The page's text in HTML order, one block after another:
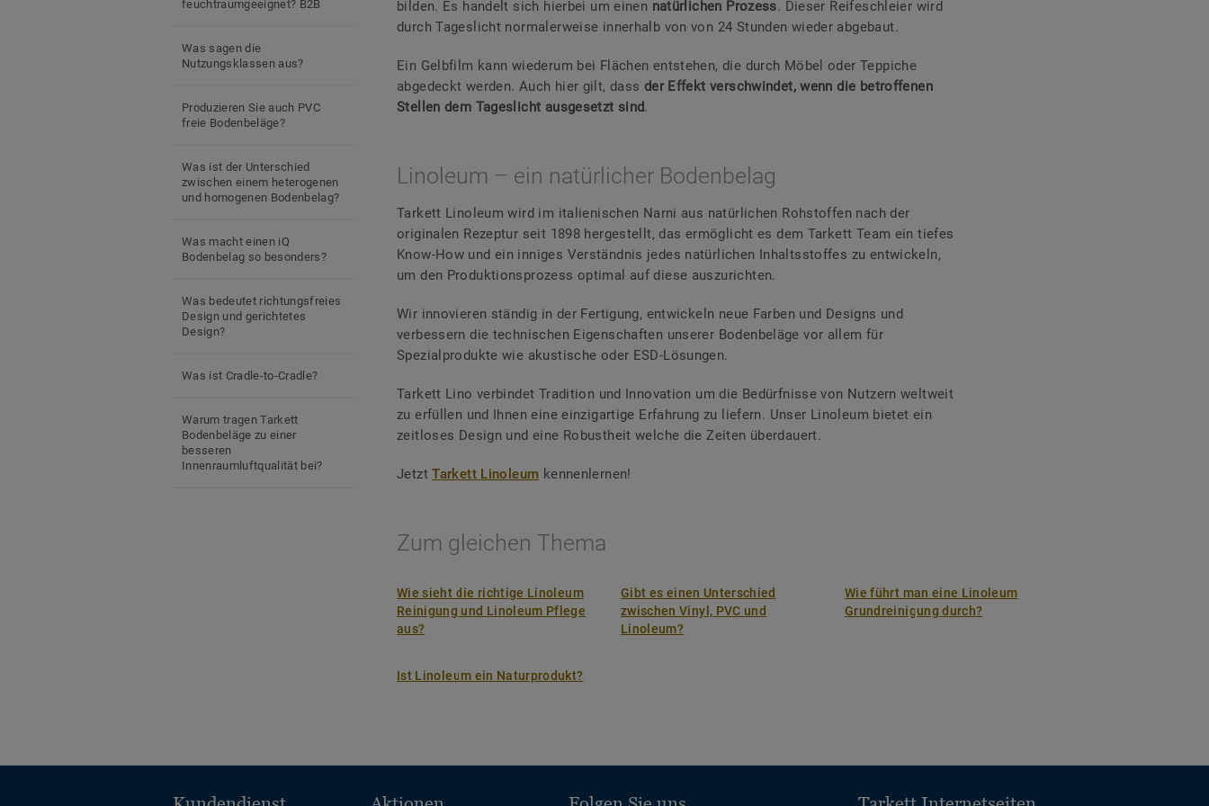
feuchtraumgeeignet? B2B
Was sagen die
Nutzungsklassen aus?
Produzieren Sie auch PVC
freie Bodenbeläge?
Was ist der Unterschied
zwischen einem heterogenen
und homogenen Bodenbelag?
Was macht einen iQ
Bodenbelag so besonders?
Was bedeutet richtungsfreies
Design und gerichtetes
Design?
Was ist Cradle-to-Cradle?
Warum tragen Tarkett
Bodenbeläge zu einer
besseren
Innenraumluftqualität bei?
muss er beschaffen sein?
bilden. Es handelt sich hierbei um einen natürlichen Prozess. Dieser Reifeschleier wird
durch Tageslicht normalerweise innerhalb von von 24 Stunden wieder abgebaut.
Ein Gelbfilm kann wiederum bei Flächen entstehen, die durch Möbel oder Teppiche
abgedeckt werden. Auch hier gilt, dass der Effekt verschwindet, wenn die betroffenen
Stellen dem Tageslicht ausgesetzt sind.
Linoleum – ein natürlicher Bodenbelag
Tarkett Linoleum wird im italienischen Narni aus natürlichen Rohstoffen nach der
originalen Rezeptur seit 1898 hergestellt, das ermöglicht es dem Tarkett Team ein tiefes
Know-How und ein inniges Verständnis jedes natürlichen Inhaltsstoffes zu entwickeln,
um den Produktionsprozess optimal auf diese auszurichten.
Wir innovieren ständig in der Fertigung, entwickeln neue Farben und Designs und
verbessern die technischen Eigenschaften unserer Bodenbeläge vor allem für
Spezialprodukte wie akustische oder ESD-Lösungen.
Tarkett Lino verbindet Tradition und Innovation um die Bedürfnisse von Nutzern weltweit
zu erfüllen und Ihnen eine einzigartige Erfahrung zu liefern. Unser Linoleum bietet ein
zeitloses Design und eine Robustheit welche die Zeiten überdauert.
JetztTarkett Linoleum kennenlernen!
Zum gleichen Thema
Wie sieht die richtige Linoleum
Reinigung und Linoleum Pflege
aus?
Gibt es einen Unterschied
zwischen Vinyl, PVC und
Linoleum?
Wie führt man eine Linoleum
Grundreinigung durch?
Ist Linoleum ein Naturprodukt?